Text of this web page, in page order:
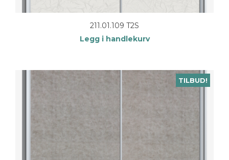
211.01.109 T2S
Legg i handlekurv
TILBUD!